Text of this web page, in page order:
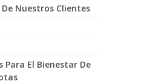
Nuestros Clientes
Para El Bienestar De